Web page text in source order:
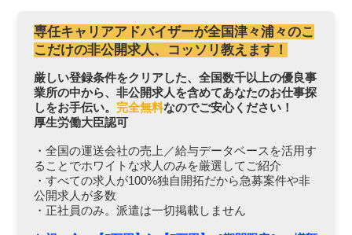
専任キャリアアドバイザーが全国津々浦々のこ
こだけの非公開求人、コッソリ教えます！
厳しい登録条件をクリアした、全国数千以上の優良事
業所の中から、非公開求人を含めてあなたのお仕事探
しをお手伝い。 完全無料なのでご安心ください！
厚生労働大臣認可
・全国の運送会社の売上／給与データベースを活用す
ることでホワイトな求人のみを厳選してご紹介
・すべての求人が100%独自開拓だから急募案件や非
公開求人が多数
・正社員のみ。派遣は一切掲載しません